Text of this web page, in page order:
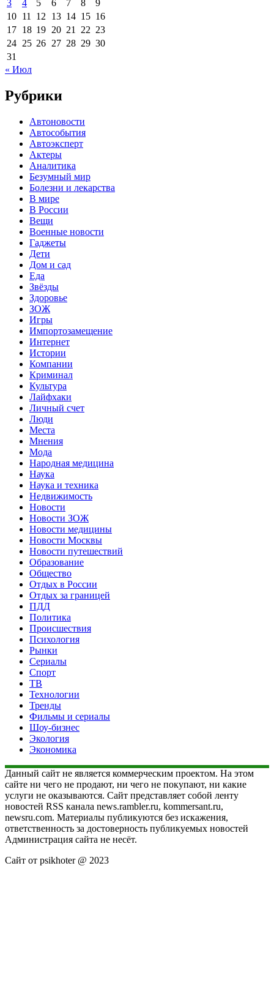
3 4 5 6 7 8
9
10 11 12 13 14 15 16
17 18 19 20 21 22 23
24 25 26 27 28 29 30
31
« Июл
Рубрики
Автоновости
Автособытия
Автоэксперт
Актеры
Аналитика
Безумный мир
Болезни и лекарства
В мире
В России
Вещи
Военные новости
Гаджеты
Дети
Дом и сад
Еда
Звёзды
Здоровье
ЗОЖ
Игры
Импортозамещение
Интернет
Истории
Компании
Криминал
Культура
Лайфхаки
Личный счет
Люди
Места
Мнения
Мода
Народная медицина
Наука
Наука и техника
Недвижимость
Новости
Новости ЗОЖ
Новости медицины
Новости Москвы
Новости путешествий
Образование
Общество
Отдых в России
Отдых за границей
ПДД
Политика
Происшествия
Психология
Рынки
Сериалы
Спорт
ТВ
Технологии
Тренды
Фильмы и сериалы
Шоу-бизнес
Экология
Экономика
Данный сайт не является коммерческим проектом. На этом
сайте ни чего не продают, ни чего не покупают, ни какие
услуги не оказываются. Сайт представляет собой ленту
новостей RSS канала news.rambler.ru, kommersant.ru,
newsru.com. Материалы публикуются без искажения,
ответственность за достоверность публикуемых новостей
Администрация сайта не несёт.
Сайт от psikhoter @ 2023